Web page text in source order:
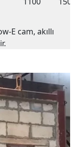
E cam, akıllı